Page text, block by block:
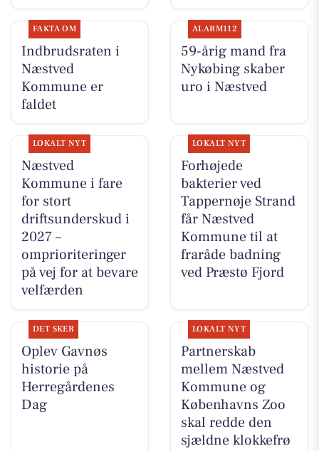
FAKTA OM
Indbrudsraten i
Næstved
Kommune er
faldet
ALARM112
59-årig mand fra
Nykøbing skaber
uro i Næstved
LOKALT NYT
Næstved
Kommune i fare
for stort
driftsunderskud i
2027 –
omprioriteringer
på vej for at bevare
velfærden
LOKALT NYT
Forhøjede
bakterier ved
Tappernøje Strand
får Næstved
Kommune til at
fraråde badning
ved Præstø Fjord
DET SKER
Oplev Gavnøs
historie på
Herregårdenes
Dag
LOKALT NYT
Partnerskab
mellem Næstved
Kommune og
Københavns Zoo
skal redde den
sjældne klokkefrø